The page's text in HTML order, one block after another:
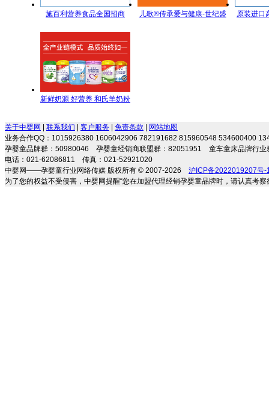
施百利营养食品全国招商
儿歌®传承爱与健康-世纪盛
原装进口
新鲜奶源 好营养 和氏羊奶粉
关于中婴网 | 联系我们 | 客户服务 | 免责条款 | 网站地图
业务合作QQ：1015926380 1606042906 782191682 815960548 534600400
孕婴童品牌群：50980046 孕婴童经销商联盟群：82051951 童车童床品牌行
电话：021-62086811 传真：021-52921020
中婴网——孕婴童行业网络传媒 版权所有 © 2007-2026 沪ICP备2022019207号-
为了您的权益不受侵害，中婴网提醒“您在加盟代理经销孕婴童品牌时，请认真考